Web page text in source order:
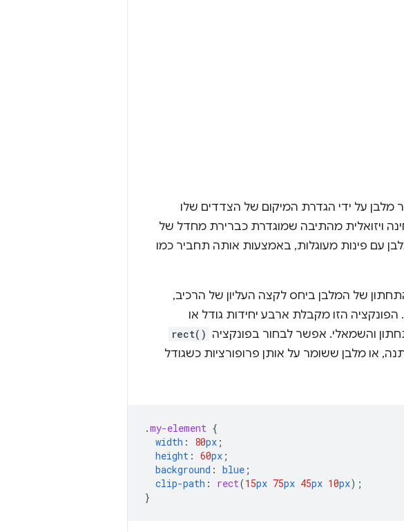
מלבן על ידי הגדרת המיקום של הצדדים שלו
ויזואלית מהתיבה שמוגדרת כברירת מחדל של
עם פינות מעוגלות, באמצעות אותה תחביר כמו
של המלבן ביחס לקצה העליון של הרכיב,
הזו מקבלת ארבע יחידות גודל או
והשמאלי. אפשר לבחור בפונקציה rect()
או מלבן ששומר על אותן פרופורציות כשגודל
.my-element {
width : 80px ;
height : 60px ;
background : blue ;
clip-path : rect(15px 75px 45px 10px);
}